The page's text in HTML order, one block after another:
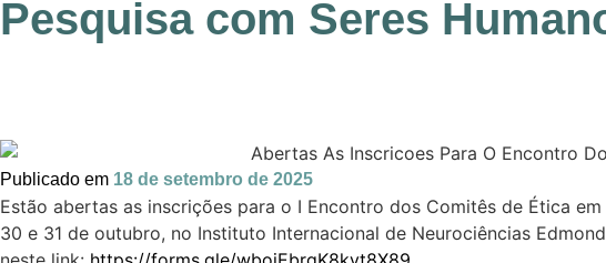
Pesquisa com Seres
Publicado em 18 de setembro de 2025
Estão abertas as inscrições para o I Encontro dos Comitês de Ética
30 e 31 de outubro, no Instituto Internacional de Neurociências